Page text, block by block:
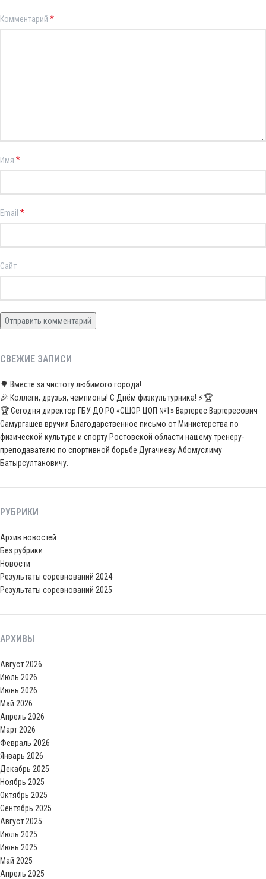
Комментарий *
Имя *
Email *
Сайт
СВЕЖИЕ ЗАПИСИ
🌳 Вместе за чистоту любимого города!
🎉 Коллеги, друзья, чемпионы! С Днём физкультурника! ⚡️🏆
🏆 Сегодня директор ГБУ ДО РО «СШОР ЦОП №1» Вартерес Вартересович
Самургашев вручил Благодарственное письмо от Министерства по
физической культуре и спорту Ростовской области нашему тренеру-
преподавателю по спортивной борьбе Дугачиеву Абомуслиму
Батырсултановичу.
РУБРИКИ
Архив новостей
Без рубрики
Новости
Результаты соревнований 2024
Результаты соревнований 2025
АРХИВЫ
Август 2026
Июль 2026
Июнь 2026
Май 2026
Апрель 2026
Март 2026
Февраль 2026
Январь 2026
Декабрь 2025
Ноябрь 2025
Октябрь 2025
Сентябрь 2025
Август 2025
Июль 2025
Июнь 2025
Май 2025
Апрель 2025